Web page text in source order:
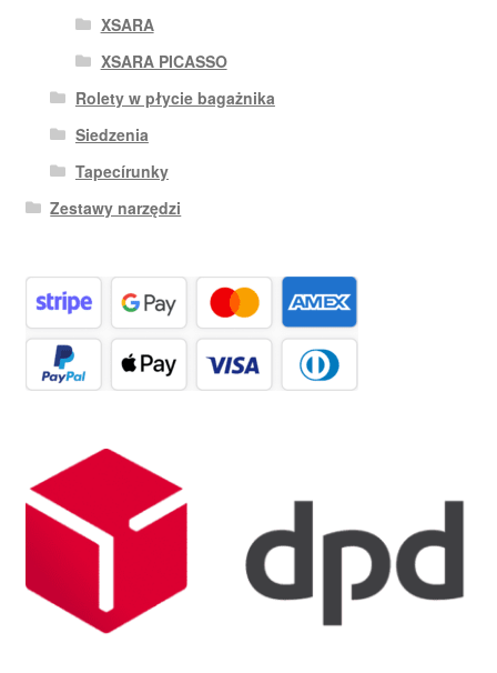
XSARA
XSARA PICASSO
Rolety w płycie bagażnika
Siedzenia
Tapecírunky
Zestawy narzędzi